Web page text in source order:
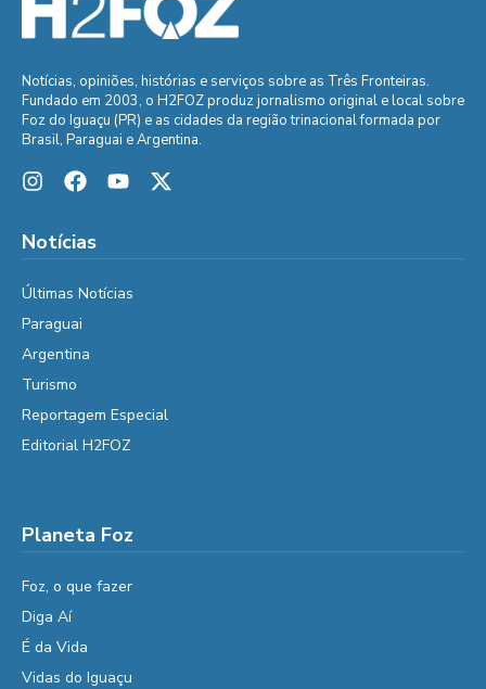
Notícias, opiniões, histórias e serviços sobre as Três Fronteiras.
Fundado em 2003, o H2FOZ produz jornalismo original e local sobre
Foz do Iguaçu (PR) e as cidades da região trinacional formada por
Brasil, Paraguai e Argentina.
Notícias
Últimas Notícias
Paraguai
Argentina
Turismo
Reportagem Especial
Editorial H2FOZ
Planeta Foz
Foz, o que fazer
Diga Aí
É da Vida
Vidas do Iguaçu